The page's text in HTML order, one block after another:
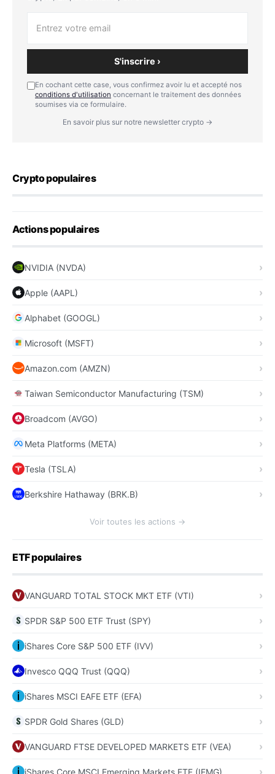
S'inscrire ›
En cochant cette case, vous confirmez avoir lu et accepté nos
conditions d'utilisation concernant le traitement des données
soumises via ce formulaire.
En savoir plus sur notre newsletter crypto →
Crypto populaires
Actions populaires
NVIDIA (NVDA)
Apple (AAPL)
Alphabet (GOOGL)
Microsoft (MSFT)
Amazon.com (AMZN)
Taiwan Semiconductor Manufacturing (TSM)
Broadcom (AVGO)
Meta Platforms (META)
Tesla (TSLA)
Berkshire Hathaway (BRK.B)
Voir toutes les actions →
ETF populaires
VANGUARD TOTAL STOCK MKT ETF (VTI)
SPDR S&P 500 ETF Trust (SPY)
iShares Core S&P 500 ETF (IVV)
Invesco QQQ Trust (QQQ)
iShares MSCI EAFE ETF (EFA)
SPDR Gold Shares (GLD)
VANGUARD FTSE DEVELOPED MARKETS ETF (VEA)
iShares Core MSCI Emerging Markets ETF (IEMG)